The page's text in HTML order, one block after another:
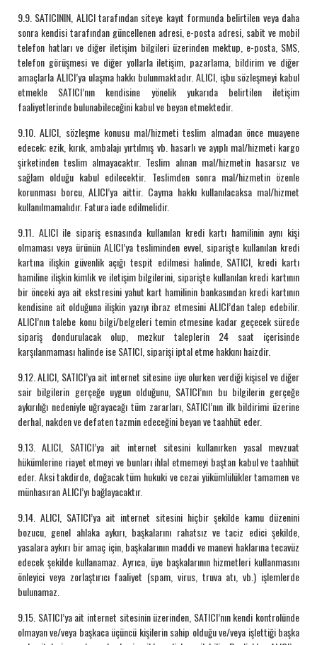
9.9. SATICININ, ALICI tarafından siteye kayıt formunda belirtilen veya daha
sonra kendisi tarafından güncellenen adresi, e-posta adresi, sabit ve mobil
telefon hatları ve diğer iletişim bilgileri üzerinden mektup, e-posta, SMS,
telefon görüşmesi ve diğer yollarla iletişim, pazarlama, bildirim ve diğer
amaçlarla ALICI’ya ulaşma hakkı bulunmaktadır. ALICI, işbu sözleşmeyi kabul
etmekle SATICI’nın kendisine yönelik yukarıda belirtilen iletişim
faaliyetlerinde bulunabileceğini kabul ve beyan etmektedir.
9.10. ALICI, sözleşme konusu mal/hizmeti teslim almadan önce muayene
edecek; ezik, kırık, ambalajı yırtılmış vb. hasarlı ve ayıplı mal/hizmeti kargo
şirketinden teslim almayacaktır. Teslim alınan mal/hizmetin hasarsız ve
sağlam olduğu kabul edilecektir. Teslimden sonra mal/hizmetin özenle
korunması borcu, ALICI’ya aittir. Cayma hakkı kullanılacaksa mal/hizmet
kullanılmamalıdır. Fatura iade edilmelidir.
9.11. ALICI ile sipariş esnasında kullanılan kredi kartı hamilinin aynı kişi
olmaması veya ürünün ALICI’ya tesliminden evvel, siparişte kullanılan kredi
kartına ilişkin güvenlik açığı tespit edilmesi halinde, SATICI, kredi kartı
hamiline ilişkin kimlik ve iletişim bilgilerini, siparişte kullanılan kredi kartının
bir önceki aya ait ekstresini yahut kart hamilinin bankasından kredi kartının
kendisine ait olduğuna ilişkin yazıyı ibraz etmesini ALICI’dan talep edebilir.
ALICI’nın talebe konu bilgi/belgeleri temin etmesine kadar geçecek sürede
sipariş dondurulacak olup, mezkur taleplerin 24 saat içerisinde
karşılanmaması halinde ise SATICI, siparişi iptal etme hakkını haizdir.
9.12. ALICI, SATICI’ya ait internet sitesine üye olurken verdiği kişisel ve diğer
sair bilgilerin gerçeğe uygun olduğunu, SATICI’nın bu bilgilerin gerçeğe
aykırılığı nedeniyle uğrayacağı tüm zararları, SATICI’nın ilk bildirimi üzerine
derhal, nakden ve defaten tazmin edeceğini beyan ve taahhüt eder.
9.13. ALICI, SATICI’ya ait internet sitesini kullanırken yasal mevzuat
hükümlerine riayet etmeyi ve bunları ihlal etmemeyi baştan kabul ve taahhüt
eder. Aksi takdirde, doğacak tüm hukuki ve cezai yükümlülükler tamamen ve
münhasıran ALICI’yı bağlayacaktır.
9.14. ALICI, SATICI’ya ait internet sitesini hiçbir şekilde kamu düzenini
bozucu, genel ahlaka aykırı, başkalarını rahatsız ve taciz edici şekilde,
yasalara aykırı bir amaç için, başkalarının maddi ve manevi haklarına tecavüz
edecek şekilde kullanamaz. Ayrıca, üye başkalarının hizmetleri kullanmasını
önleyici veya zorlaştırıcı faaliyet (spam, virus, truva atı, vb.) işlemlerde
bulunamaz.
9.15. SATICI’ya ait internet sitesinin üzerinden, SATICI’nın kendi kontrolünde
olmayan ve/veya başkaca üçüncü kişilerin sahip olduğu ve/veya işlettiği başka